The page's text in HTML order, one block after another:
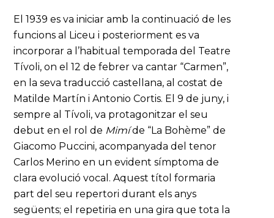
El 1939 es va iniciar amb la continuació de les
funcions al Liceu i posteriorment es va
incorporar a l’habitual temporada del Teatre
Tívoli, on el 12 de febrer va cantar “Carmen”,
en la seva traducció castellana, al costat de
Matilde Martín i Antonio Cortis. El 9 de juny, i
sempre al Tívoli, va protagonitzar el seu
debut en el rol de Mimíde “La Bohème” de
Giacomo Puccini, acompanyada del tenor
Carlos Merino en un evident símptoma de
clara evolució vocal. Aquest títol formaria
part del seu repertori durant els anys
següents; el repetiria en una gira que tota la